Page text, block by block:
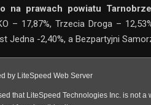
na prawach powiatu
– 17,87%, Trzecia Droga –
Jedna -2,40%, a Bezpartyjni